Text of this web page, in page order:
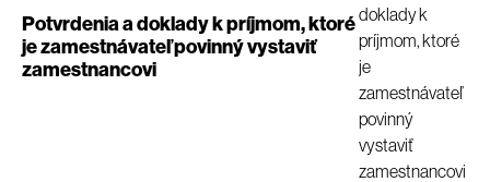
Potvrdenia a doklady k príjmom, ktoré
je zamestnávateľ povinný vystaviť
zamestnancovi